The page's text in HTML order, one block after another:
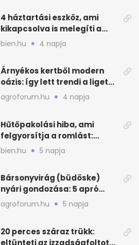
4 háztartási eszköz, ami
kikapcsolva is melegíti a
lakást
bien.hu 4 napja
Árnyékos kertből modern
oázis: így lett trendi a ligetes
zöld
agroforum.hu 4 napja
Hűtőpakolási hiba, ami
felgyorsítja a romlást:
zónákra figyelj
bien.hu 5 napja
Bársonyvirág (büdöske)
nyári gondozása: 5 apró
lépés a dús virágzásért
agroforum.hu 5 napja
20 perces száraz trükk:
eltünteti az izzadságfoltot